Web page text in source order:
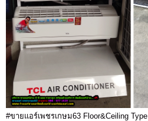
#ขายแอร์เพชรเกษม63 Floor&Ceiling Type